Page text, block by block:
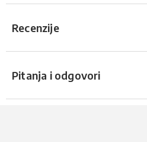
Recenzije
Pitanja i odgovori